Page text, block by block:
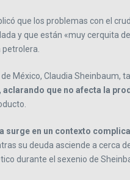
que los problemas con el
y que están «muy cerquita
petrolera.
México, Claudia Sheinbaum,
aclarando que no afecta la
surge en un contexto
su deuda asciende a cerca
durante el sexenio de